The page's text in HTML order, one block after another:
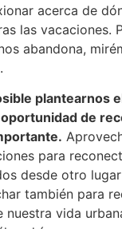
acerca de
las vacaciones.
abandona,
plantearnos
de
para
desde otro
también para
nuestra vida